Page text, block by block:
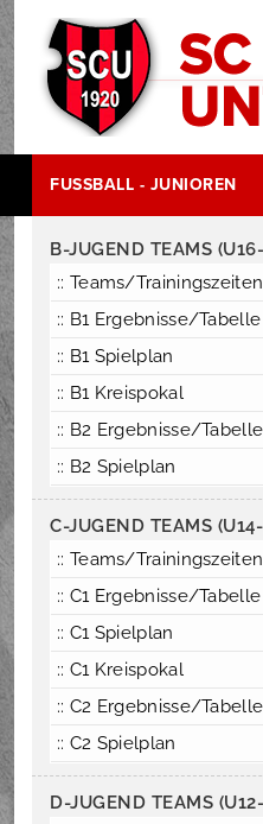
FUSSBALL - JUNIOREN
B-JUGEND TEAMS
:: Teams/Trainingszeiten
:: B1 Ergebnisse/Tabelle
:: B1 Spielplan
:: B1 Kreispokal
:: B2 Ergebnisse/Tabelle
:: B2 Spielplan
C-JUGEND TEAMS
:: Teams/Trainingszeiten
:: C1 Ergebnisse/Tabelle
:: C1 Spielplan
:: C1 Kreispokal
:: C2 Ergebnisse/Tabelle
:: C2 Spielplan
D-JUGEND TEAMS